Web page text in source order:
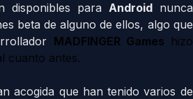
disponibles para Androidnunca
beta de alguno de ellos, algo que
MADFINGER Games hizo
cuanto antes.
acogida que han tenido varios de